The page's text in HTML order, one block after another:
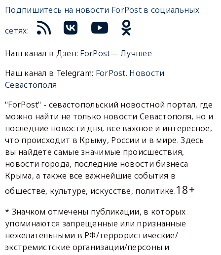
Подпишитесь на новости ForPost в социальных
сетях:
Наш канал в Дзен: ForPost— Лучшее
Наш канал в Telegram: ForPost. Новости
Севастополя
"ForPost" - севастопольский новостной портал, где
можно найти не только новости Севастополя, но и
последние новости дня, все важное и интересное,
что происходит в Крыму, России и в мире. Здесь
вы найдете самые значимые происшествия,
новости города, последние новости бизнеса
Крыма, а также все важнейшие события в
обществе, культуре, искусстве, политике.18+
* Значком отмечены публикации, в которых
упоминаются запрещенные или признанные
нежелательными в РФ/террористические/
экстремистские организации/персоны и